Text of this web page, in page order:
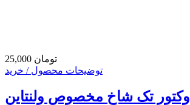
25,000 تومان
توضیحات محصول / خرید
وکتور تک شاخ مخصوص ولنتاین